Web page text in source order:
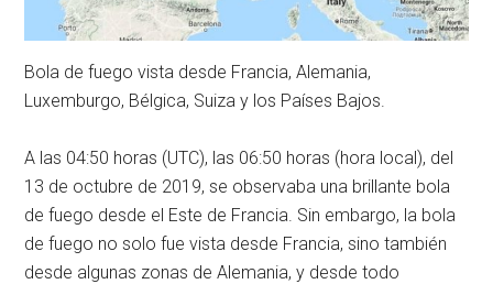
Bola de fuego vista desde Francia, Alemania,
Luxemburgo, Bélgica, Suiza y los Países Bajos.
A las 04:50 horas (UTC), las 06:50 horas (hora local), del
13 de octubre de 2019, se observaba una brillante bola
de fuego desde el Este de Francia. Sin embargo, la bola
de fuego no solo fue vista desde Francia, sino también
desde algunas zonas de Alemania, y desde todo